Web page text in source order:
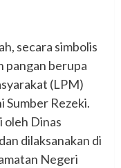
secara simbolis
pangan berupa
(LPM)
Sumber Rezeki.
oleh Dinas
dilaksanakan di
Negeri